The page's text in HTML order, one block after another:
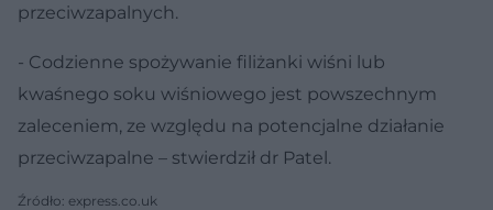
przeciwzapalnych.
- Codzienne spożywanie filiżanki wiśni lub
kwaśnego soku wiśniowego jest powszechnym
zaleceniem, ze względu na potencjalne działanie
przeciwzapalne – stwierdził dr Patel.
Źródło: express.co.uk